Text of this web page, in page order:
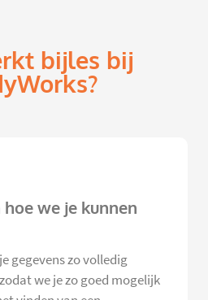
bijles bij
we je kunnen
gegevens zo volledig
we je zo goed mogelijk